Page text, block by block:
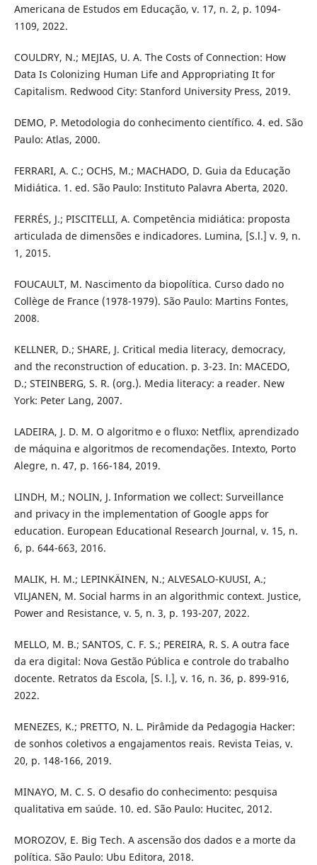
Americana de Estudos em Educação, v. 17, n. 2, p. 1094-
1109, 2022.
COULDRY, N.; MEJIAS, U. A. The Costs of Connection: How
Data Is Colonizing Human Life and Appropriating It for
Capitalism. Redwood City: Stanford University Press, 2019.
DEMO, P. Metodologia do conhecimento científico. 4. ed. São
Paulo: Atlas, 2000.
FERRARI, A. C.; OCHS, M.; MACHADO, D. Guia da Educação
Midiática. 1. ed. São Paulo: Instituto Palavra Aberta, 2020.
FERRÉS, J.; PISCITELLI, A. Competência midiática: proposta
articulada de dimensões e indicadores. Lumina, [S.l.] v. 9, n.
1, 2015.
FOUCAULT, M. Nascimento da biopolítica. Curso dado no
Collège de France (1978-1979). São Paulo: Martins Fontes,
2008.
KELLNER, D.; SHARE, J. Critical media literacy, democracy,
and the reconstruction of education. p. 3-23. In: MACEDO,
D.; STEINBERG, S. R. (org.). Media literacy: a reader. New
York: Peter Lang, 2007.
LADEIRA, J. D. M. O algoritmo e o fluxo: Netflix, aprendizado
de máquina e algoritmos de recomendações. Intexto, Porto
Alegre, n. 47, p. 166-184, 2019.
LINDH, M.; NOLIN, J. Information we collect: Surveillance
and privacy in the implementation of Google apps for
education. European Educational Research Journal, v. 15, n.
6, p. 644-663, 2016.
MALIK, H. M.; LEPINKÄINEN, N.; ALVESALO-KUUSI, A.;
VILJANEN, M. Social harms in an algorithmic context. Justice,
Power and Resistance, v. 5, n. 3, p. 193-207, 2022.
MELLO, M. B.; SANTOS, C. F. S.; PEREIRA, R. S. A outra face
da era digital: Nova Gestão Pública e controle do trabalho
docente. Retratos da Escola, [S. l.], v. 16, n. 36, p. 899-916,
2022.
MENEZES, K.; PRETTO, N. L. Pirâmide da Pedagogia Hacker:
de sonhos coletivos a engajamentos reais. Revista Teias, v.
20, p. 148-166, 2019.
MINAYO, M. C. S. O desafio do conhecimento: pesquisa
qualitativa em saúde. 10. ed. São Paulo: Hucitec, 2012.
MOROZOV, E. Big Tech. A ascensão dos dados e a morte da
política. São Paulo: Ubu Editora, 2018.